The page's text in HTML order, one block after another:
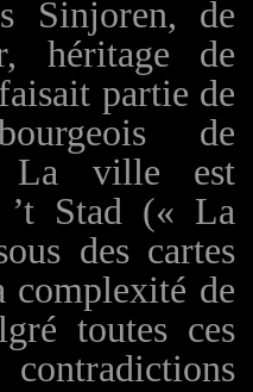
Sinjoren, de
héritage de
partie de
de
La ville est
’t Stad (« La
des cartes
complexité de
toutes ces